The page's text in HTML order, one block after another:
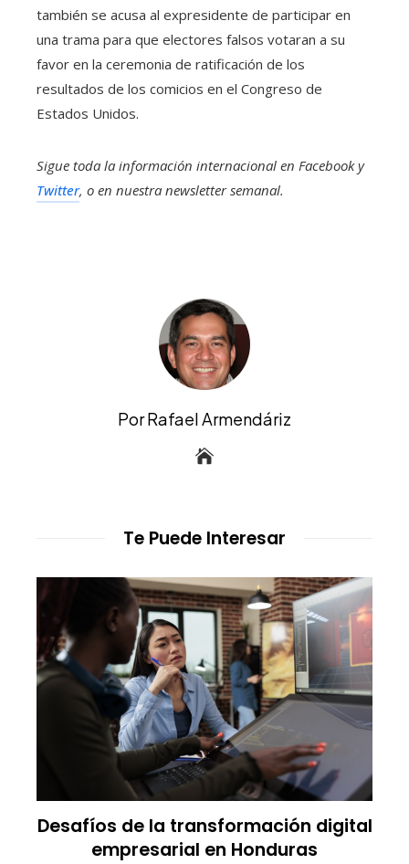
también se acusa al expresidente de participar en
una trama para que electores falsos votaran a su
favor en la ceremonia de ratificación de los
resultados de los comicios en el Congreso de
Estados Unidos.
Sigue toda la información internacional en Facebooky
Twitter, o en nuestra newsletter semanal.
Por Rafael Armendáriz
Te Puede Interesar
Desafíos de la transformación digital
empresarial en Honduras